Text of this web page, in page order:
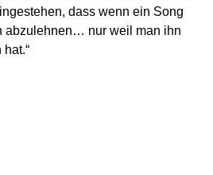
dass wenn ein Song
abzulehnen… nur weil man ihn